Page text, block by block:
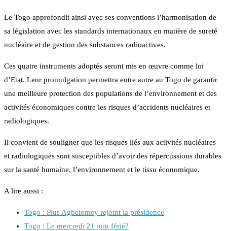
Le Togo approfondit ainsi avec ses conventions l’harmonisation de
sa législation avec les standards internationaux en matière de sureté
nucléaire et de gestion des substances radioactives.
Ces quatre instruments adoptés seront mis en œuvre comme loi
d’Etat. Leur promulgation permettra entre autre au Togo de garantir
une meilleure protection des populations de l’environnement et des
activités économiques contre les risques d’accidents nucléaires et
radiologiques.
Il convient de souligner que les risques liés aux activités nucléaires
et radiologiques sont susceptibles d’avoir des répercussions durables
sur la santé humaine, l’environnement et le tissu économique.
A lire aussi :
Togo : Pius Agbetomey rejoint la présidence
Togo : Le mercredi 21 juin férié?